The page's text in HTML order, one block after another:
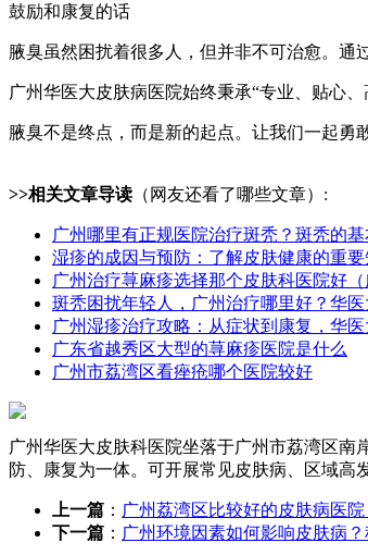
鼓励和康复的话
腋臭虽然困扰着很多人，但并非不可治愈。通
广州华医大皮肤病医院始终秉承“专业、贴心
腋臭不是终点，而是新的起点。让我们一起勇
>>相关文章导读 （网友还看了哪些文章）:
广州哪里有正规医院治疗斑秃？斑秃的
湿疹的成因与预防：了解皮肤健康的重要
广州治疗荨麻疹选择那个皮肤科医院好
斑秃困扰年轻人，广州治疗哪里好？华
广州湿疹治疗攻略：从症状到康复，华
广东省越秀区大型的荨麻疹医院是什么
广州市荔湾区看痤疮哪个医院较好
广州华医大皮肤科医院坐落于广州市荔湾区
防、康复为一体。可开展常见皮肤病、区域高
上一篇 ： 广州荔湾区比较好的皮肤病医院
下一篇 ： 广州环境因素如何影响皮肤病